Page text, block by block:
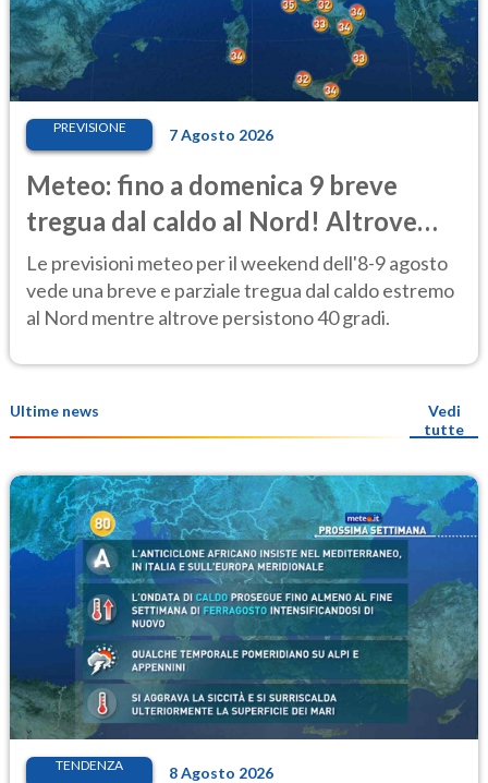
PREVISIONE 7 Agosto 2026
Meteo: fino a domenica 9 breve
tregua dal caldo al Nord! Altrove
calura e afa
Le previsioni meteo per il weekend dell'8-9 agosto
vede una breve e parziale tregua dal caldo estremo
al Nord mentre altrove persistono 40 gradi.
Ultime news
Vedi
tutte
TENDENZA 8 Agosto 2026